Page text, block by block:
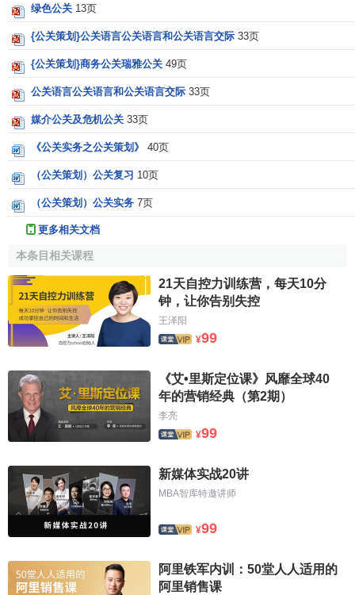
击。我们必须采取积极措施以适应这一新情况，除必要时运
用法律来维护合法权益外，最根本的方法就是创意绿色公
关，树立绿色企业形象，用绿色营销策略来冲跛绿色壁垒。
内外环保部门、绿色消费组织的联系，积极参与各种与环保
和绿色有关的事务与活动，扩大企业绿色形象的影响，为企
业的绿色产品争取“ 绿色标志”，达到绿色促销的目的。
为什么说绿色公关对绿色营销具有重要意义
企业在开展绿色营销的过程中，
绿色信息，向决策者提出自己的绿色建议，协调与有关部门
的绿色关系，使企业组织形象 更符合公众的绿色需求等任
务．因此，企业内部绿色公关多侧重于以下途径。
企业内部公共关系的一项重要工作就是实行全员公关
在开展绿色营销的企业中，全员
容，即树立全员绿色观念．企业要使全体员工认识到，绿色
带，可能使企业获得重大发展机会，否则，也可能使企业遭
受灭顶之灾．只有使全体员工与企业的绿色目标认同，才能
使他们能支持企业的工作，保证企业绿色目标的实现．企业
可通过加强对员工的绿色宣传和教育，制订绿色制度，培育
2．协助决策者制订绿色目标
绿色公关 13页
{公关策划}公关语言公关语言和公关语言交际 33页
{公关策划}商务公关瑞雅公关 49页
公关语言公关语言和公关语言交际 33页
媒介公关及危机公关 33页
《公关实务之公关策划》 40页
（公关策划）公关复习 10页
（公关策划）公关实务 7页
更多相关文档
本条目相关课程
21天自控力训练营，每天10分
钟，让你告别失控
王泽阳
¥99
《艾•里斯定位课》风靡全球40
年的营销经典（第2期）
李亮
¥99
新媒体实战20讲
MBA智库特邀讲师
¥99
阿里铁军内训：50堂人人适用的
阿里销售课